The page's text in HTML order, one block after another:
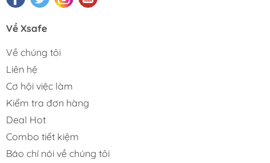
Về Xsafe
Về chúng tôi
Liên hệ
Cơ hội việc làm
Kiểm tra đơn hàng
Deal Hot
Combo tiết kiệm
Báo chí nói về chúng tôi